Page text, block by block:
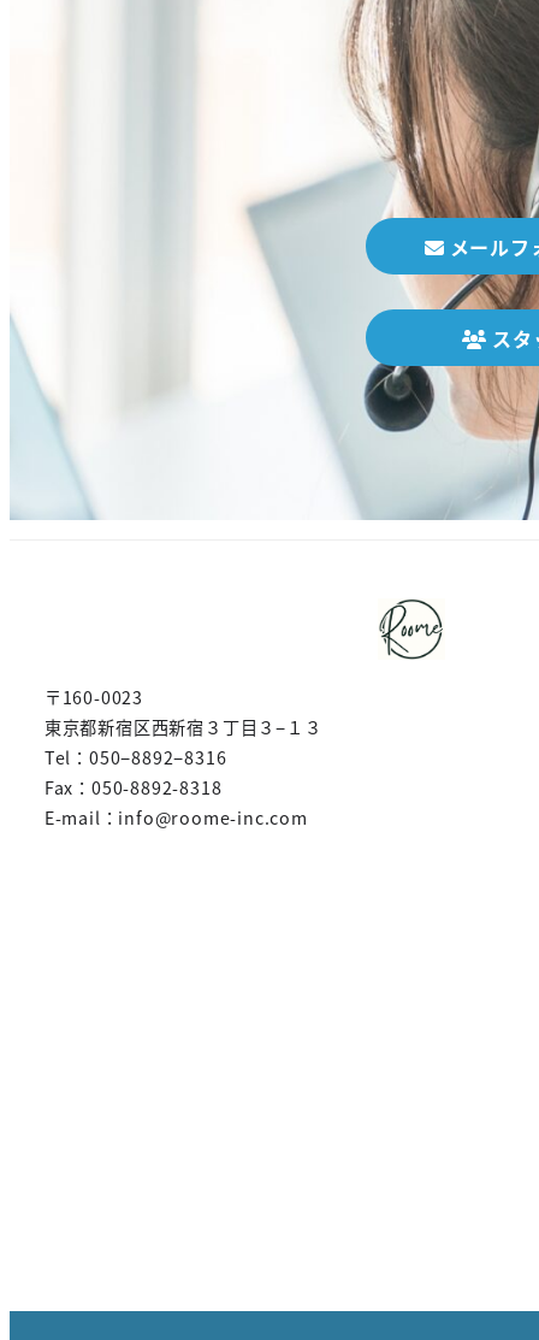
メールフ
ス
〒160-0023
東京都新宿区西新宿３丁目３−１３
Tel：050−8892−8316
Fax：050-8892-8318
E-mail：info@roome-inc.com